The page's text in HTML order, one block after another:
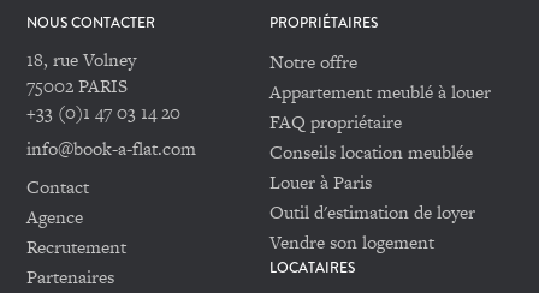
NOUS CONTACTER
18, rue Volney
75002 PARIS
+33 (0)1 47 03 14 20
info@book-a-flat.com
Contact
Agence
Recrutement
Partenaires
PROPRIÉTAIRES
Notre offre
Appartement meublé à louer
FAQ propriétaire
Conseils location meublée
Louer à Paris
Outil d'estimation de loyer
Vendre son logement
LOCATAIRES